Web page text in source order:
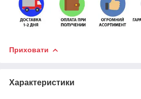
Приховати
Характеристики